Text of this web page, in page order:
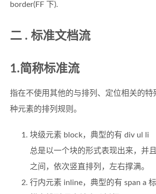
border(FF 下).
二 . 标准文档流
1.简称标准流
指在不使用其他的与排列、定位相关的特
种元素的排列规则。
块级元素 block，典型的有 div ul li
总是以一个块的形式表现出来，并
之间，依次竖直排列，左右撑满。
行内元素 inline，典型的有 span a